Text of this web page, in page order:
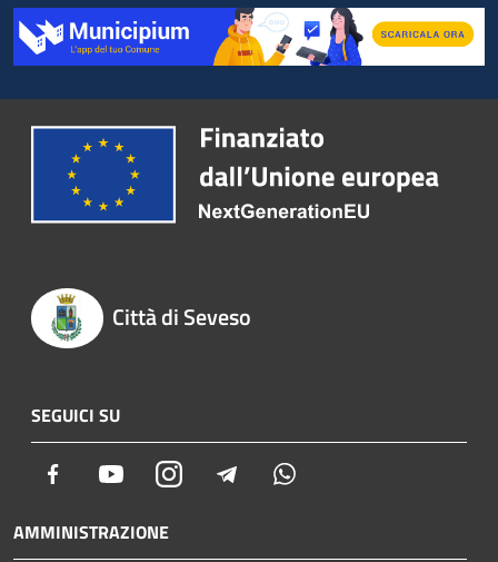
Città di Seveso
SEGUICI SU
Facebook YoutubeInstagram Telegram
AMMINISTRAZIONE